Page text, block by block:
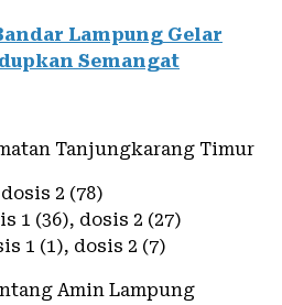
Lampung Gelar
Semangat
Tanjungkarang Timur
2 (78)
1 (36), dosis 2 (27)
1 (1), dosis 2 (7)
Amin Lampung